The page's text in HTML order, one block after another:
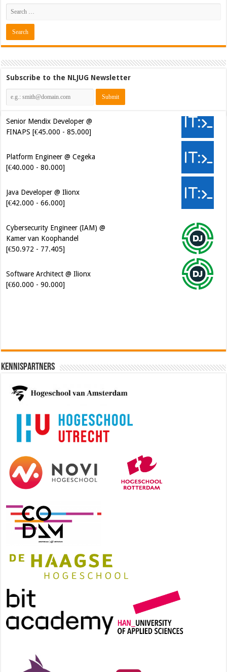
Subscribe to the NLJUG Newsletter
Senior Mendix Developer @
FINAPS [€45.000 - 85.000]
Platform Engineer @ Cegeka
[€40.000 - 80.000]
Java Developer @ Ilionx
[€42.000 - 66.000]
Cybersecurity Engineer (IAM) @
Kamer van Koophandel
[€50.972 - 77.405]
Software Architect @ Ilionx
[€60.000 - 90.000]
Kennispartners